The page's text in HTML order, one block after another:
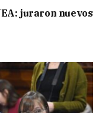
juraron nuevos